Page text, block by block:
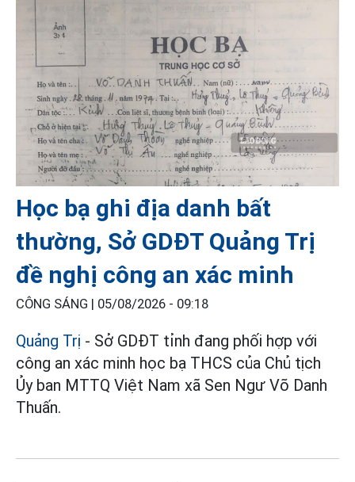
Học bạ ghi địa danh bất
thường, Sở GDĐT Quảng Trị
đề nghị công an xác minh
CÔNG SÁNG | 05/08/2026 - 09:18
Quảng Trị - Sở GDĐT tỉnh đang phối hợp với
công an xác minh học bạ THCS của Chủ tịch
Ủy ban MTTQ Việt Nam xã Sen Ngư Võ Danh
Thuấn.